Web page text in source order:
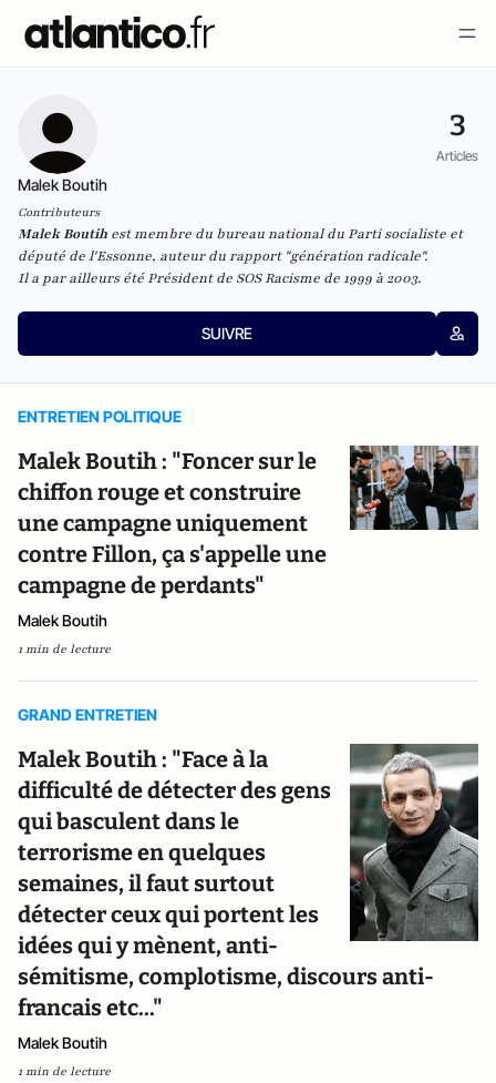
3
Articles
Malek Boutih
Contributeurs
Malek Boutih est membre du bureau national du Parti socialiste et
député de l'Essonne, auteur du rapport "génération radicale".
Il a par ailleurs été Président de SOS Racisme de 1999 à 2003.
SUIVRE
ENTRETIEN POLITIQUE
Malek Boutih : "Foncer sur le
chiffon rouge et construire
une campagne uniquement
contre Fillon, ça s'appelle une
campagne de perdants"
Malek Boutih
1 min de lecture
GRAND ENTRETIEN
Malek Boutih : "Face à la
difficulté de détecter des gens
qui basculent dans le
terrorisme en quelques
semaines, il faut surtout
détecter ceux qui portent les
idées qui y mènent, anti-
sémitisme, complotisme, discours anti-
francais etc..."
Malek Boutih
1 min de lecture